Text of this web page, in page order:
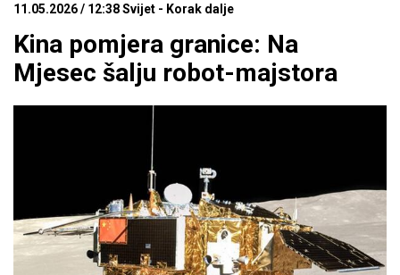
11.05.2026 / 12:38 Svijet - Korak dalje
Kina pomjera granice: Na
Mjesec šalju robot-majstora